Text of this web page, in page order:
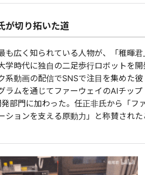
が切り拓いた道
も広く知られている人物が、「稚暉君
学時代に独自の二足歩行ロボットを開
系動画の配信でSNSで注目を集めた彼
ラムを通じてファーウェイのAIチップ
部門に加わった。任正非氏から「フ
ションを支える原動力」と称賛された